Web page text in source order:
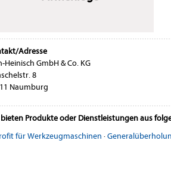
Adresse
Heinisch GmbH & Co. KG
8
Naumburg
Produkte oder Dienstleistungen aus
für Werkzeugmaschinen ·